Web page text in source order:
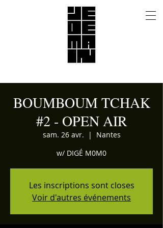
BOUMBOUM TCHAK
#2 - OPEN AIR
sam. 26 avr.
  |
Nantes
w/ DIGÉ M0M0
Les inscriptions sont closes
Voir d'autres événements